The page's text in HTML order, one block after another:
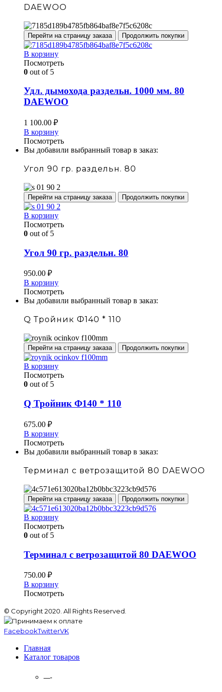
DAEWOO
Перейти на страницу заказа Продолжить покупки
В корзину
Посмотреть
0 out of 5
Удл. дымохода раздельн. 1000 мм. 80
DAEWOO
1 100.00 ₽
В корзину
Посмотреть
Вы добавили выбранный товар в заказ:
Угол 90 гр. раздельн. 80
Перейти на страницу заказа Продолжить покупки
В корзину
Посмотреть
0 out of 5
Угол 90 гр. раздельн. 80
950.00 ₽
В корзину
Посмотреть
Вы добавили выбранный товар в заказ:
Q Тройник Ф140 * 110
Перейти на страницу заказа Продолжить покупки
В корзину
Посмотреть
0 out of 5
Q Тройник Ф140 * 110
675.00 ₽
В корзину
Посмотреть
Вы добавили выбранный товар в заказ:
Терминал с ветрозащитой 80 DAEWOO
Перейти на страницу заказа Продолжить покупки
В корзину
Посмотреть
0 out of 5
Терминал с ветрозащитой 80 DAEWOO
750.00 ₽
В корзину
Посмотреть
© Copyright 2020. All Rights Reserved.
FacebookTwitterVK
Главная
Каталог товаров
—-